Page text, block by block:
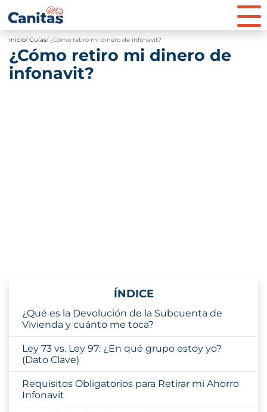
Inicio Guías ¿Cómo retiro mi dinero de infonavit?
¿Cómo retiro mi dinero de
infonavit?
ÍNDICE
¿Qué es la Devolución de la Subcuenta de
Vivienda y cuánto me toca?
Ley 73 vs. Ley 97: ¿En qué grupo estoy yo?
(Dato Clave)
Requisitos Obligatorios para Retirar mi Ahorro
Infonavit